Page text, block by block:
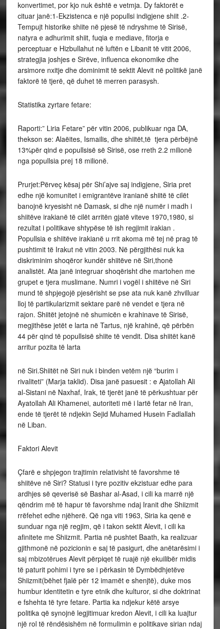
konvertimet, por kjo nuk është e vetmja. Dy faktorët e
cituar janë:1-Ekzistenca e një popullsi indigjene shiit .2-
Tempujt historike shiite në pjesë të ndryshme të Sirisë,
natyra e adhurimit shiit, fuqia e mediave, fitorja e
perceptuar e Hizbullahut në luftën e Libanit të vitit 2006,
strategjia joshjes e Sirëve, influenca ekonomike dhe
arsimore nxitje dhe dominimit të sektit Alevit në politikë janë
faktorë të tjerë, që duhet të merren parasysh.
Statistika zyrtare fetare:
Raporti:” Liria Fetare” për vitin 2006, publikuar nga DA,
thekson se: Alaëites, Ismailis, dhe shiitët,të tjera përbëjnë
13%për qind e popullsisë së Sirisë, ose rreth 2.2 milionë
nga popullsia prej 18 milionë.
Prurjet:Përveç kësaj për Shi’ajve saj indigjene, Siria pret
edhe një komunitet i emigrantëve iranianë shiitë të cilët
banojnë kryesisht në Damask, si dhe një numër i madh i
shiitëve irakianë të cilët arritën gjatë viteve 1970,1980, si
rezultat i politikave shtypëse të ish regjimit irakian .
Popullsia e shiitëve irakianë u rrit akoma më tej në prag të
pushtimit të Irakut në vitin 2003. Në përgjithësi nuk ka
diskriminim shoqëror kundër shiitëve në Siri,thonë
analistët. Ata janë integruar shoqërisht dhe martohen me
grupet e tjera muslimane. Numri i vogël i shiitëve në Siri
mund të shpjegojë pjesërisht se pse ata nuk kanë zhvilluar
lloj të partikularizmit sektare parë në vendet e tjera në
rajon. Shiitët jetojnë në shumicën e krahinave të Sirisë,
megjithëse jetët e larta në Tartus, një krahinë, që përbën
44 për qind të popullsisë shiite të vendit. Disa shiitët kanë
arritur pozita të larta
në Siri.Shiitët në Siri nuk i binden vetëm një “burim i
rivaliteti” (Marja taklid). Disa janë pasuesit : e Ajatollah Ali
al-Sistani në Naxhaf, Irak, të tjerët janë të përkushtuar për
Ayatollah Ali Khamenei, autoriteti më i lartë fetar në Iran,
ende të tjerët të ndjekin Sejid Muhamed Husein Fadlallah
në Liban.
Faktori Alevit
Çfarë e shpjegon trajtimin relativisht të favorshme të
shiitëve në Siri? Statusi i tyre pozitiv ekzistuar edhe para
ardhjes së qeverisë së Bashar al-Asad, i cili ka marrë një
qëndrim më të hapur të favorshme ndaj Iranit dhe Shiizmit
rrëfehet edhe njëherë. Që nga viti 1963, Siria ka qenë e
sunduar nga një regjim, që i takon sektit Alevit, i cili ka
afinitete me Shiizmit. Partia në pushtet Baath, ka realizuar
gjithmonë në pozicionin e saj të pasigurt, dhe anëtarësimi i
saj mbizotërues Alevit përpiqet të ruajë një ekuilibër midis
të paturit pohimi i tyre se i përkasin të Dymbëdhjetëve
Shiizmit(bëhet fjalë për 12 imamët e shenjtë), duke mos
humbur identitetin e tyre etnik dhe kulturor, si dhe doktrinat
e fshehta të tyre fetare. Partia ka ndjekur këtë arsye
politika që synojnë legjitimuar kredon Alevit, i cili ka luajtur
një rol të rëndësishëm në formulimin e politikave sirian ndaj